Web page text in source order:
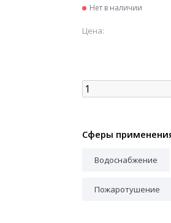
Нет в наличии
Цена:
Сферы
Водоснабжение
Пожаротушение